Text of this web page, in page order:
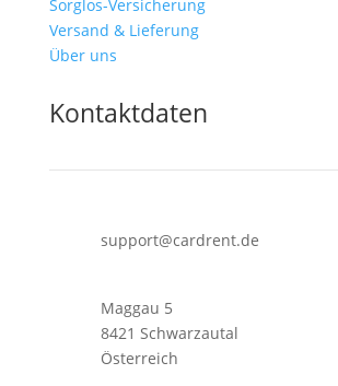
Sorglos-Versicherung
Versand & Lieferung
Über uns
Kontaktdaten
support@cardrent.de
Maggau 5
8421 Schwarzautal
Österreich